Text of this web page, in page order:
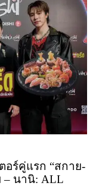
อร์คู่แรก “สกาย-
– นานิ: ALL